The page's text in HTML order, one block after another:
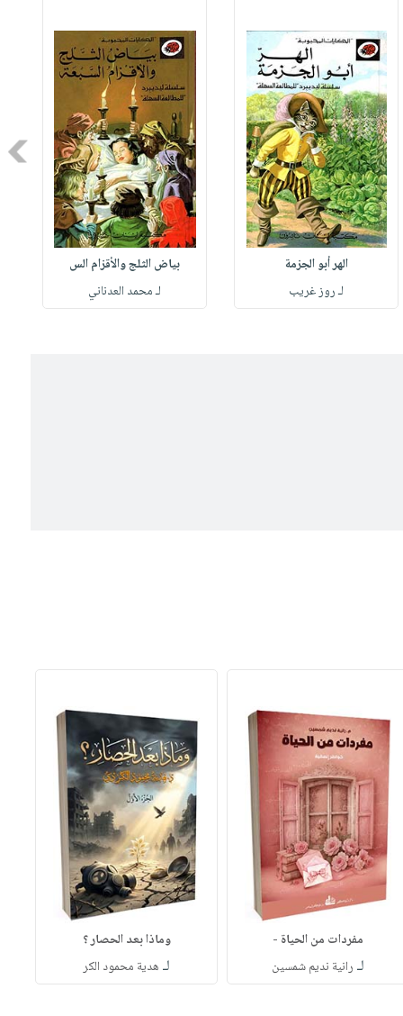
الهر أبو الجزمة
لـ روز غريب
بياض الثلج والأقزام الس
لـ محمد العدناني
مفردات من الحياة -
لـ رانية نديم شمسين
وماذا بعد الحصار ؟
لـ هدية محمود الكر